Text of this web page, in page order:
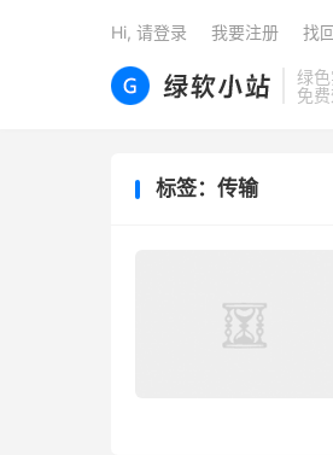
绿
免
Hi, 请登录 我要注册 找
标签：传输